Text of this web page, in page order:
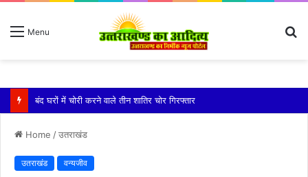
Menu
बारिश ने बढ़ाई दहशत, दरकने लगी जमीन, 10 परिवारों ने छोड़े घर
Home /उतराखंड
उतराखंड वन्यजीव